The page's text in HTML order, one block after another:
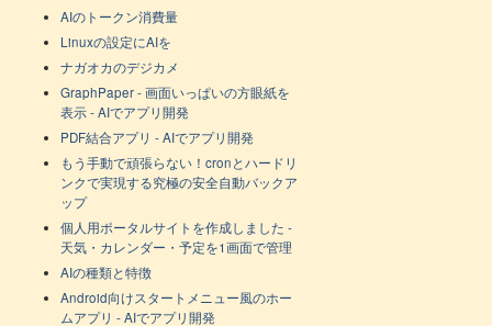
AIのトークン消費量
Linuxの設定にAIを
ナガオカのデジカメ
GraphPaper - 画面いっぱいの方眼紙を
表示 - AIでアプリ開発
PDF結合アプリ - AIでアプリ開発
もう手動で頑張らない！cronとハードリ
ンクで実現する究極の安全自動バックア
ップ
個人用ポータルサイトを作成しました -
天気・カレンダー・予定を1画面で管理
AIの種類と特徴
Android向けスタートメニュー風のホー
ムアプリ - AIでアプリ開発